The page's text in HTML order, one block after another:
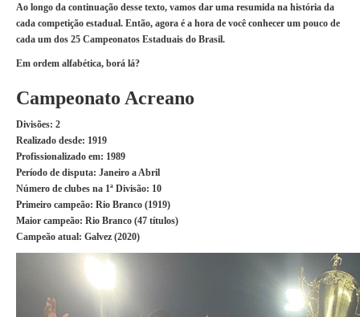
Ao longo da continuação desse texto, vamos dar uma resumida na história da
cada competição estadual. Então, agora é a hora de você conhecer um pouco de
cada um dos 25 Campeonatos Estaduais do Brasil.
Em ordem alfabética, borá lá?
Campeonato Acreano
Divisões: 2
Realizado desde: 1919
Profissionalizado em: 1989
Período de disputa: Janeiro a Abril
Número de clubes na 1ª Divisão: 10
Primeiro campeão: Rio Branco (1919)
Maior campeão: Rio Branco (47 títulos)
Campeão atual: Galvez (2020)